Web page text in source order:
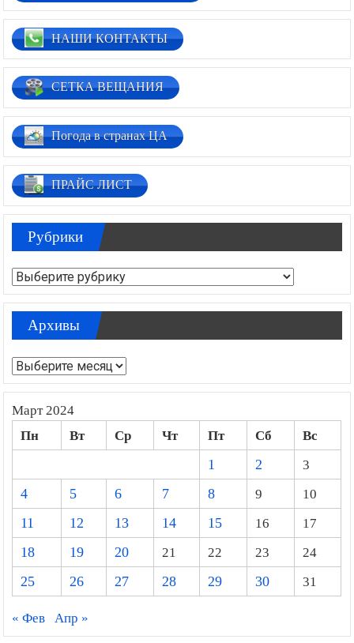
НАШИ КОНТАКТЫ
СЕТКА ВЕЩАНИЯ
Погода в странах ЦА
ПРАЙС ЛИСТ
Рубрики
Рубрики
Архивы
Архивы
Март 2024
Пн Вт Ср Чт Пт Сб
Вс
1
2
3
4
5 6 7 8 9
10
11
12 13 14 15 16
17
18
19 20 21 22 23
24
25
26 27 28 29 30 31
« Фев Апр »